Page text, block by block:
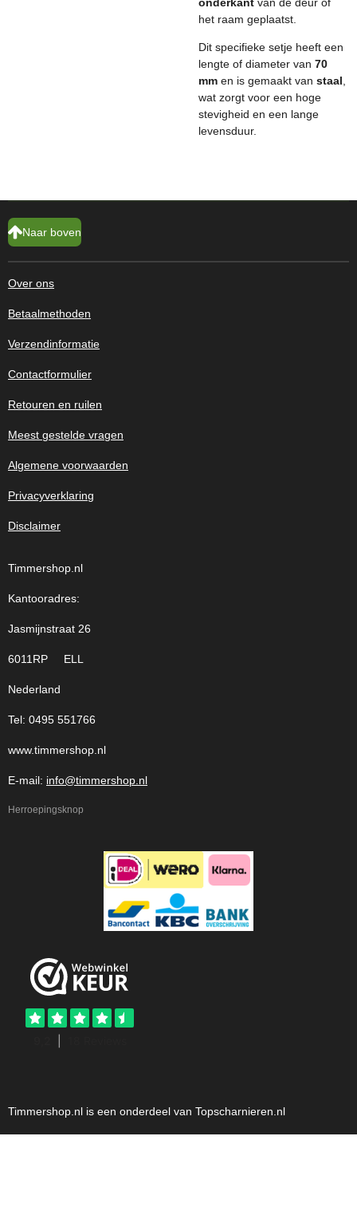
het raam geplaatst.
Dit specifieke setje heeft een
lengte of diameter van 70
mm en is gemaakt van staal
wat zorgt voor een hoge
stevigheid en een lange
levensduur.
Naar boven
Over ons
Betaalmethoden
Verzendinformatie
Contactformulier
Retouren en ruilen
Meest gestelde vragen
Algemene voorwaarden
Privacyverklaring
Disclaimer
Timmershop.nl
Kantooradres:
Jasmijnstraat 26
6011RP ELL
Nederland
Tel: 0495 551766
www.timmershop.nl
E-mail: info@timmershop.nl
Herroepingsknop
Timmershop.nl is een onderdeel van Topscharnieren.nl